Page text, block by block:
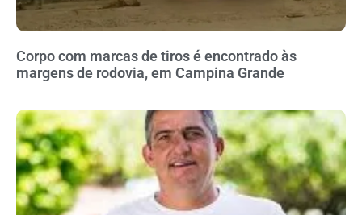
Corpo com marcas de tiros é encontrado às
margens de rodovia, em Campina Grande